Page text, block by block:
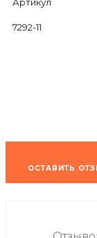
7292-11
ОСТАВИТЬ